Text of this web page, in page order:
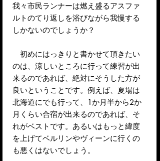
我々市民ランナーは燃え盛るアスファ
ルトのてり返しを浴びながら我慢する
しかないのでしょうか？
初めにはっきりと書かせて頂きたい
のは、涼しいところに行って練習が出
来るのであれば、絶対にそうした方が
良いということです。例えば、夏場は
北海道にでも行って、1か月半から2か
月くらい合宿が出来るのであれば、そ
れがベストです。あるいはもっと緯度
を上げてベルリンやヴィーンに行くの
も悪くはないでしょう。